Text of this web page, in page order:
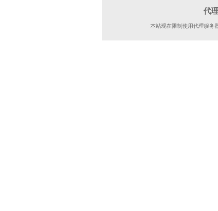
代
本站现在限制使用代理服务